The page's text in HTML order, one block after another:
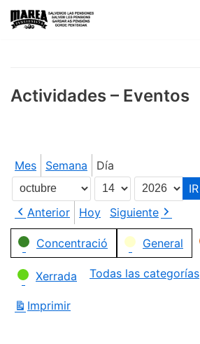
Saltar
Actividades – Eventos
Mes Semana Día
Mes
Día
Año
Anterior
Hoy
Siguiente
Categorías
Concentració General
Xerrada Todas las categorías
Imprimir